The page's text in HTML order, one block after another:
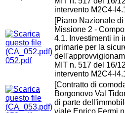
intervento M2C4-
052.pdf
[Piano Nazionale
Missione 2 -
4.1. Investimenti in
primarie per la
MIT n. 517 del 16/
intervento M2C4-
[Contratto di
Borgonovo Val
di parte